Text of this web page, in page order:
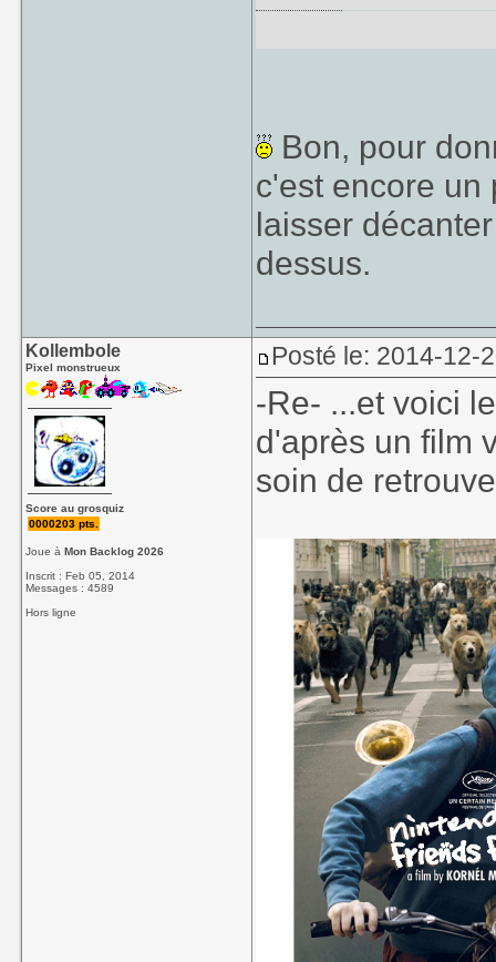
Bon, pour
c'est encore un
laisser
dessus.
Kollembole
Pixel monstrueux
Score au grosquiz
0000203 pts.
Joue àMon Backlog 2026
Inscrit : Feb 05, 2014
Messages : 4589
Hors ligne
Posté le: 2014-12-
-Re- ...et voici
d'après un film
soin de